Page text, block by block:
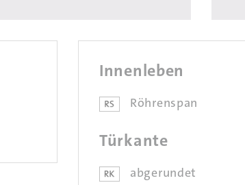
Innenleben
Röhrenspan
Türkante
abgerundet